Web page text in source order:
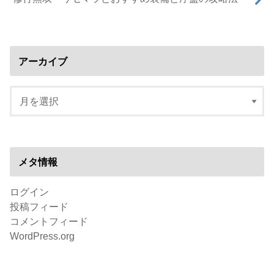
アーカイブ
メタ情報
ログイン
投稿フィード
コメントフィード
WordPress.org